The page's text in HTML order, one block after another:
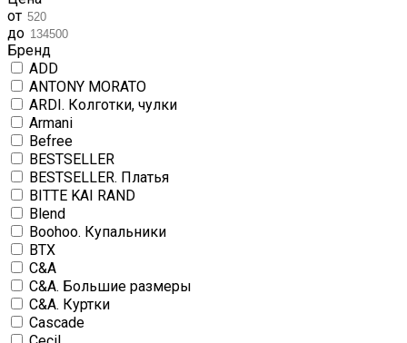
от
до
Бренд
ADD
ANTONY MORATO
ARDI. Колготки, чулки
Armani
Befree
BESTSELLER
BESTSELLER. Платья
BITTE KAI RAND
Blend
Boohoo. Купальники
BTX
C&A
C&A. Большие размеры
C&A. Куртки
Cascade